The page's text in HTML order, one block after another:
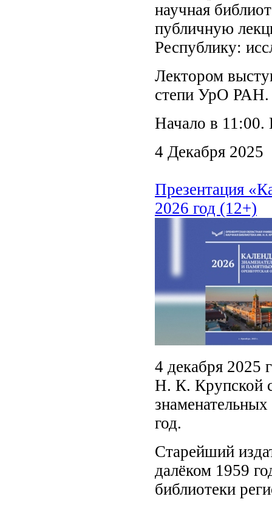
научная
публичную
Республику:
Лектором
степи УрО РАН.
Начало в 11:00.
4 Декабря 2025
Презентация
2026 год (12+)
4 декабря 2025
Н. К. Крупской
год.
Старейший
далёком 1959
библиотеки